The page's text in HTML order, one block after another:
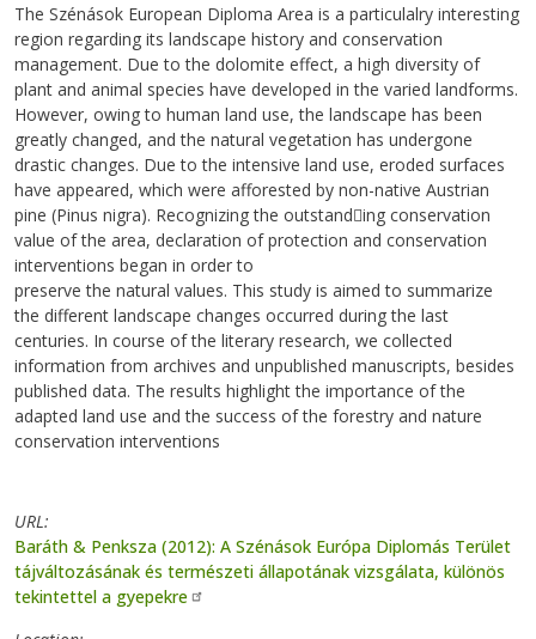
The Szénások European Diploma Area is a particulalry interesting
region regarding its landscape history and conservation
management. Due to the dolomite effect, a high diversity of
plant and animal species have developed in the varied landforms.
However, owing to human land use, the landscape has been
greatly changed, and the natural vegetation has undergone
drastic changes. Due to the intensive land use, eroded surfaces
have appeared, which were afforested by non-native Austrian
pine (Pinus nigra). Recognizing the outstand￾ing conservation
value of the area, declaration of protection and conservation
interventions began in order to
preserve the natural values. This study is aimed to summarize
the different landscape changes occurred during the last
centuries. In course of the literary research, we collected
information from archives and unpublished manuscripts, besides
published data. The results highlight the importance of the
adapted land use and the success of the forestry and nature
conservation interventions
URL
Baráth & Penksza (2012): A Szénások Európa Diplomás Terület
tájváltozásának és természeti állapotának vizsgálata, különös
tekintettel a gyepekre